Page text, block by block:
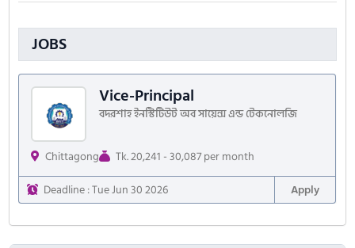
JOBS
Vice-Principal
বদরশাহ ইনস্টিটিউট অব সায়েন্স এন্ড টেকনোলজি
Chittagong
Tk. 20,241 - 30,087 per month
Deadline : Tue Jun 30 2026
Apply